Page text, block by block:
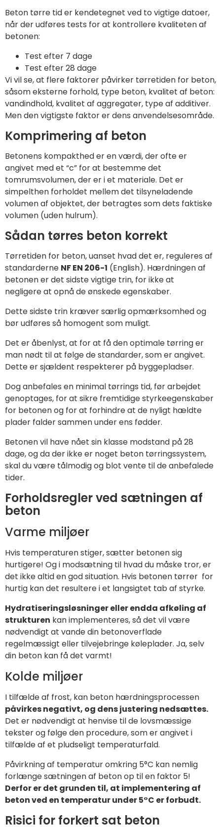
Beton tørre tid er kendetegnet ved to vigtige datoer,
når der udføres tests for at kontrollere kvaliteten af
betonen:
Test efter 7 dage
Test efter 28 dage
Vi vil se, at flere faktorer påvirker tørretiden for beton,
såsom eksterne forhold, type beton, kvalitet af beton:
vandindhold, kvalitet af aggregater, type af additiver.
Men den vigtigste faktor er dens anvendelsesområde.
Komprimering af beton
Betonens kompakthed er en værdi, der ofte er
angivet med et “c” for at bestemme det
tomrumsvolumen, der er i et materiale. Det er
simpelthen forholdet mellem det tilsyneladende
volumen af objektet, der betragtes som dets faktiske
volumen (uden hulrum).
Sådan tørres beton korrekt
Tørretiden for beton, uanset hvad det er, reguleres af
standarderne NF EN 206-1 (English). Hærdningen af
betonen er det sidste vigtige trin, for ikke at
negligere at opnå de ønskede egenskaber.
Dette sidste trin kræver særlig opmærksomhed og
bør udføres så homogent som muligt.
Det er åbenlyst, at for at få den optimale tørring er
man nødt til at følge de standarder, som er angivet.
Dette er sjældent respekterer på byggepladser.
Dog anbefales en minimal tørrings tid, før arbejdet
genoptages, for at sikre fremtidige styrkeegenskaber
for betonen og for at forhindre at de nyligt hældte
plader falder sammen under ens fødder.
Betonen vil have nået sin klasse modstand på 28
dage, og da der ikke er noget beton tørringssystem,
skal du være tålmodig og blot vente til de anbefalede
tider.
Forholdsregler ved sætningen af
beton
Varme miljøer
Hvis temperaturen stiger, sætter betonen sig
hurtigere! Og i modsætning til hvad du måske tror, er
det ikke altid en god situation. Hvis betonen tørrer for
hurtig kan det resultere i et langsigtet tab af styrke.
Hydratiseringsløsninger eller endda afkøling af
strukturen kan implementeres, så det vil være
nødvendigt at vande din betonoverflade
regelmæssigt eller tilvejebringe køleplader. Ja, selv
din beton kan få det varmt!
Kolde miljøer
I tilfælde af frost, kan beton hærdningsprocessen
påvirkes negativt, og dens justering nedsættes.
Det er nødvendigt at henvise til de lovsmæssige
tekster og følge den procedure, som er angivet i
tilfælde af et pludseligt temperaturfald.
Påvirkning af temperatur omkring 5°C kan nemlig
forlænge sætningen af beton op til en faktor 5!
Derfor er det grunden til, at implementering af
beton ved en temperatur under 5°C er forbudt.
Risici for forkert sat beton